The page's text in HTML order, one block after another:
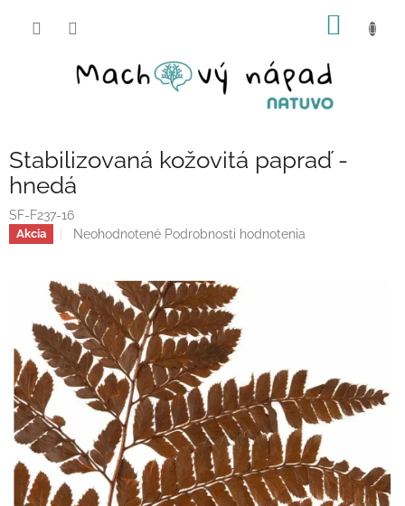
Stabilizovaná kožovitá papraď -
hnedá
SF-F237-16
Akcia
Priemerné
je
0,0
z
5
hviezdičiek.
Neohodnotené Podrobnosti hodnotenia